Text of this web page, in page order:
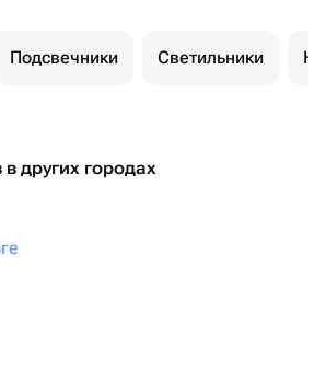
Подсвечники Светильники
других городах